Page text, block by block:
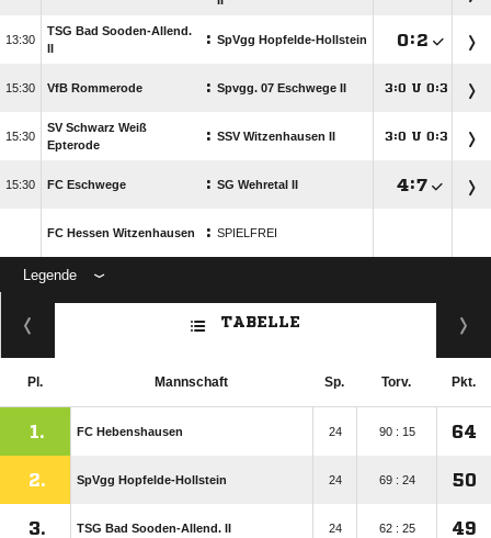

TSG Bad Sooden-Allend.
II
: SpVgg Hopfelde-Hollstein :
 VfB Rommerode : Spvgg. 07 Eschwege II : U :

SV Schwarz Weiß
Epterode
: SSV Witzenhausen II : U :
 FC Eschwege : SG Wehretal II :
FC Hessen Witzenhausen : SPIELFREI
Legende
ANZEIGE
TABELLE
Pl. Mannschaft Sp. Torv. Pkt.
1. FC Hebenshausen 24 90 : 15 64
2. SpVgg Hopfelde-Hollstein 24 69 : 24 50
3. TSG Bad Sooden-Allend. II 24 62 : 25 49